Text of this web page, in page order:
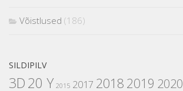
Võistlused (186)
SILDIPILV
3D20 Y 2015 2017 2018 2019 2020